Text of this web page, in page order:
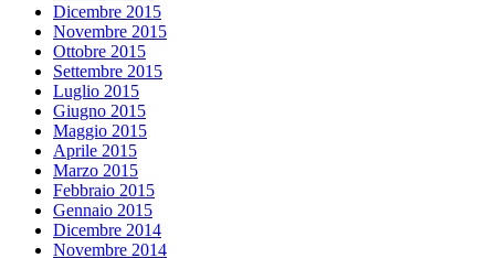
Dicembre 2015
Novembre 2015
Ottobre 2015
Settembre 2015
Luglio 2015
Giugno 2015
Maggio 2015
Aprile 2015
Marzo 2015
Febbraio 2015
Gennaio 2015
Dicembre 2014
Novembre 2014